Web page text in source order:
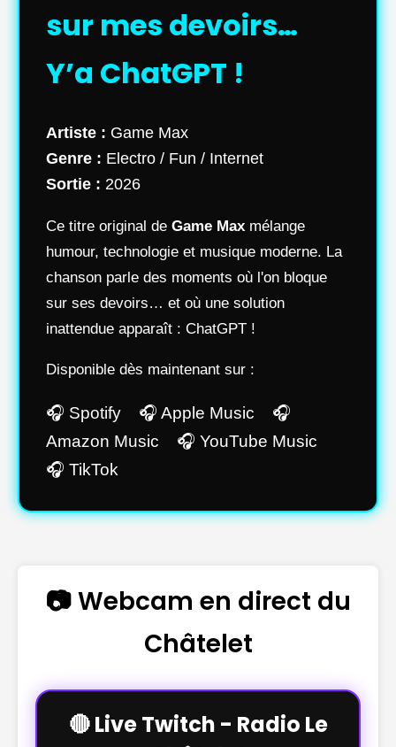
sur mes devoirs…
Y’a ChatGPT !
Artiste : Game Max
Genre : Electro / Fun / Internet
Sortie : 2026
Ce titre original de Game Max mélange
humour, technologie et musique moderne. La
chanson parle des moments où l'on bloque
sur ses devoirs… et où une solution
inattendue apparaît : ChatGPT !
Disponible dès maintenant sur :
🎧 Spotify 🎧 Apple Music 🎧
Amazon Music 🎧 YouTube Music
🎧 TikTok
📷 Webcam en direct du
Châtelet
🔴 Live Twitch - Radio Le